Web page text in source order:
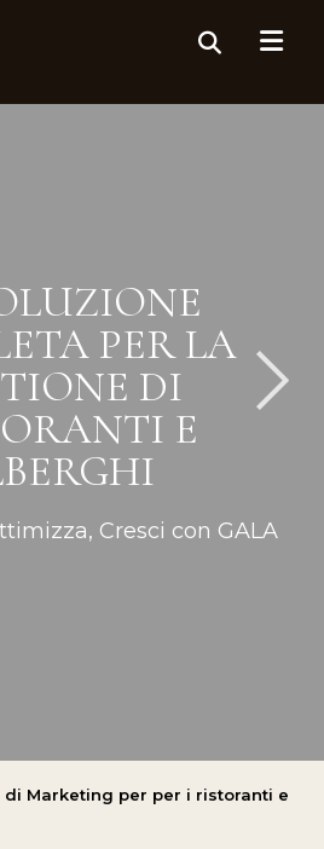
PER LA
DI
E
Cresci con GALA
di Marketing per per i ristoranti e